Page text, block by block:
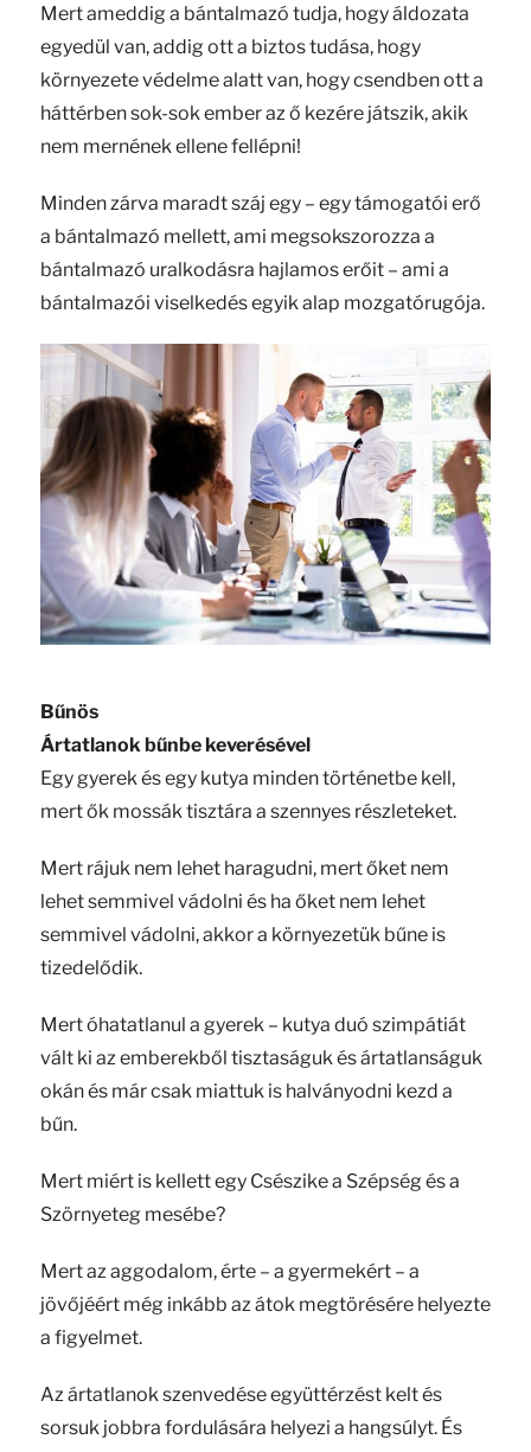
Mert ameddig a bántalmazó tudja, hogy áldozata
egyedül van, addig ott a biztos tudása, hogy
környezete védelme alatt van, hogy csendben ott a
háttérben sok-sok ember az ő kezére játszik, akik
nem mernének ellene fellépni!
Minden zárva maradt száj egy – egy támogatói erő
a bántalmazó mellett, ami megsokszorozza a
bántalmazó uralkodásra hajlamos erőit – ami a
bántalmazói viselkedés egyik alap mozgatórugója.
Bűnös
Ártatlanok bűnbe keverésével
Egy gyerek és egy kutya minden történetbe kell,
mert ők mossák tisztára a szennyes részleteket.
Mert rájuk nem lehet haragudni, mert őket nem
lehet semmivel vádolni és ha őket nem lehet
semmivel vádolni, akkor a környezetük bűne is
tizedelődik.
Mert óhatatlanul a gyerek – kutya duó szimpátiát
vált ki az emberekből tisztaságuk és ártatlanságuk
okán és már csak miattuk is halványodni kezd a
bűn.
Mert miért is kellett egy Csészike a Szépség és a
Szörnyeteg mesébe?
Mert az aggodalom, érte – a gyermekért – a
jövőjéért még inkább az átok megtörésére helyezte
a figyelmet.
Az ártatlanok szenvedése együttérzést kelt és
sorsuk jobbra fordulására helyezi a hangsúlyt. És